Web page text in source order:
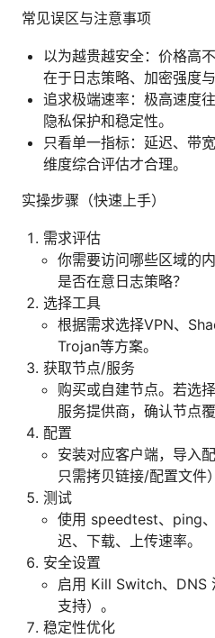
常见误区与注意事项
以为越贵越安全：价格高
在于日志策略、加密强度与
追求极端速率：极高速度
隐私保护和稳定性。
只看单一指标：延迟、带
维度综合评估才合理。
实操步骤（快速上手）
需求评估
你需要访问哪些区域的
是否在意日志策略？
选择工具
根据需求选择VPN、
Trojan等方案。
获取节点/服务
购买或自建节点。若选
服务提供商，确认节点覆
配置
安装对应客户端，导入
只需拷贝链接/配置文件
测试
使用 speedtest、ping
迟、下载、上传速率。
安全设置
启用 Kill Switch、DNS
支持）。
稳定性优化